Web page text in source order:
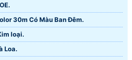
30m Có Màu Ban Ðêm.
loại.
Loa.